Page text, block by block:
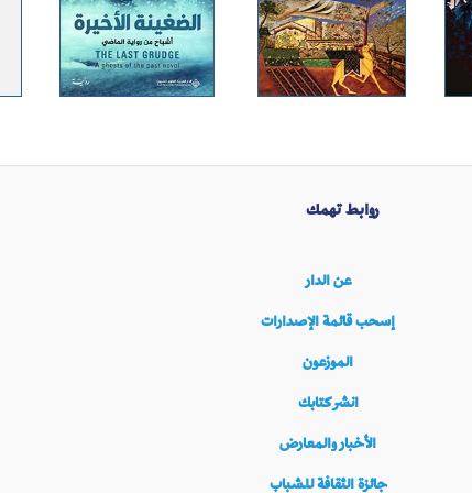
روابط تهمك
عن الدار
إسحب قائمة الإصدارات
الموزعون
انشر كتابك
الأخبار والمعارض
جائزة الثقافة للشباب